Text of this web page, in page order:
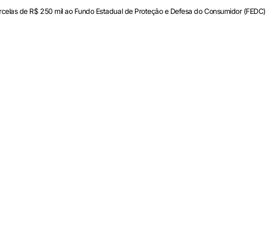
de R$ 250 mil ao Fundo Estadual de Proteção e Defesa do Consumidor (FEDC)